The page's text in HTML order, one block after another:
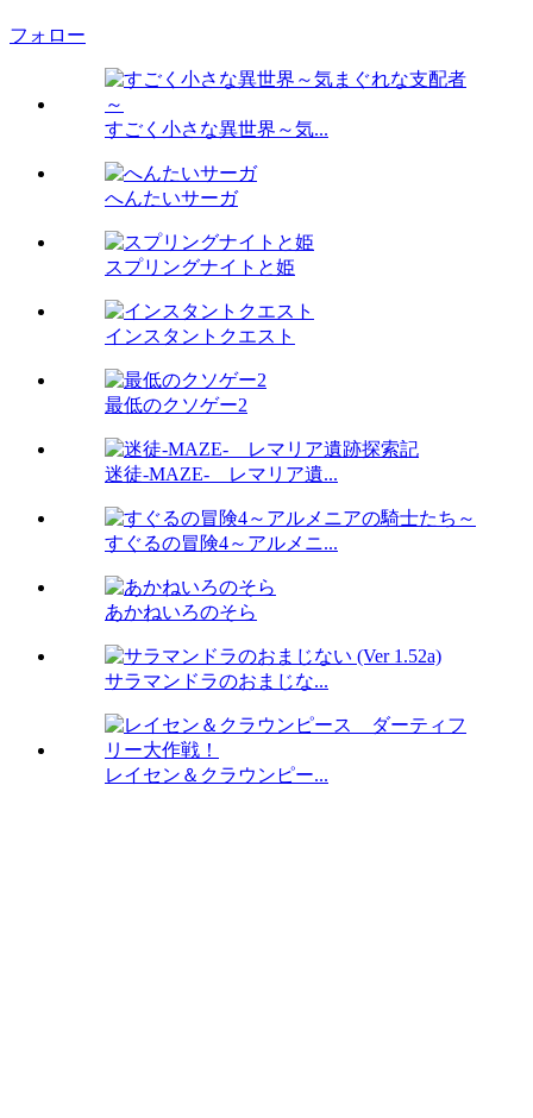
フォロー
すごく小さな異世界～気...
へんたいサーガ
スプリングナイトと姫
インスタントクエスト
最低のクソゲー2
迷徒-MAZE- レマリア遺...
すぐるの冒険4～アルメニ...
あかねいろのそら
サラマンドラのおまじな...
レイセン＆クラウンピー...